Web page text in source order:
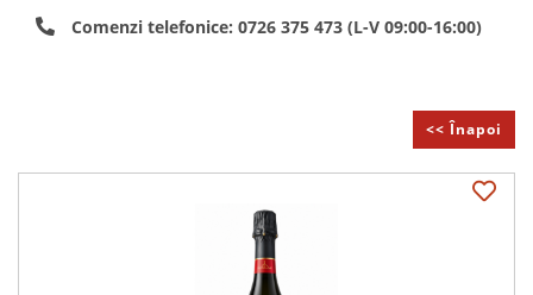
Comenzi telefonice: 0726 375 473 (L-V 09:00-16:00)
<< Înapoi